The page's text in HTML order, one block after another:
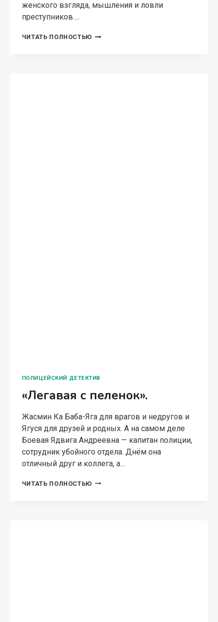
женского взгляда, мышления и ловли
преступников….
ЧИТАТЬ ПОЛНОСТЬЮ «ОТРЯД
ПОЛИЦЕЙСКИЙ ДЕТЕКТИВ
«Легавая с пеленок».
Жасмин Ка Баба-Яга для врагов и недругов и
Ягуся для друзей и родных. А на самом деле
Боевая Ядвига Андреевна — капитан полиции,
сотрудник убойного отдела. Днём она
отличный друг и коллега, а…
ЧИТАТЬ ПОЛНОСТЬЮ «ЛЕГАВАЯ